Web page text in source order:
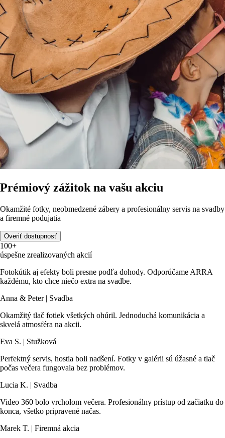
Prémiový zážitok na vašu akciu
Okamžité fotky, neobmedzené zábery a profesionálny servis na svadby
a firemné podujatia
Overiť dostupnosť
100+
úspešne zrealizovaných akcií
Fotokútik aj efekty boli presne podľa dohody. Odporúčame ARRA
každému, kto chce niečo extra na svadbe.
Anna & Peter | Svadba
Okamžitý tlač fotiek všetkých ohúril. Jednoduchá komunikácia a
skvelá atmosféra na akcii.
Eva S. | Stužková
Perfektný servis, hostia boli nadšení. Fotky v galérii sú úžasné a tlač
počas večera fungovala bez problémov.
Lucia K. | Svadba
Video 360 bolo vrcholom večera. Profesionálny prístup od začiatku do
konca, všetko pripravené načas.
Marek T. | Firemná akcia